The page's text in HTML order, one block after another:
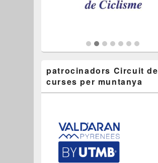
patrocinadors Circuit de
curses per muntanya